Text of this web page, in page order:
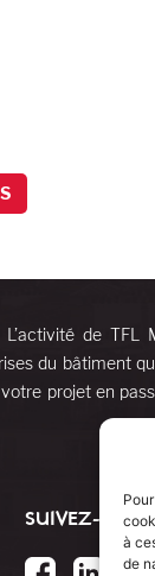
à
de
de TFL
du bâtiment
projet en
SUIVEZ-